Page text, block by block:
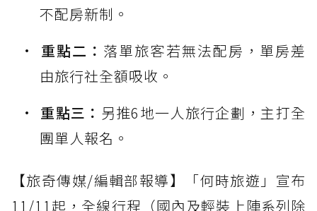
不配房新制。
重點二： 落單旅客若無法配房，單房差
由旅行社全額吸收。
重點三： 另推6地一人旅行企劃，主打全
團單人報名。
【旅奇傳媒/編輯部報導】「何時旅遊」宣布
11/11起，全線行程（國內及輕裝上陣系列除